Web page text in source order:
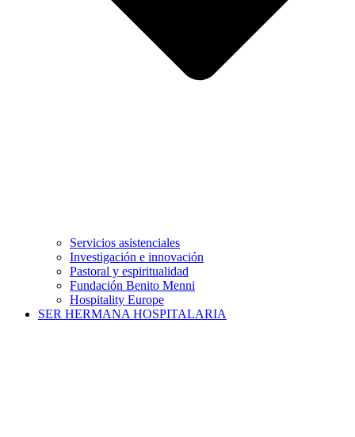
Servicios asistenciales
Investigación e innovación
Pastoral y espiritualidad
Fundación Benito Menni
Hospitality Europe
SER HERMANA HOSPITALARIA